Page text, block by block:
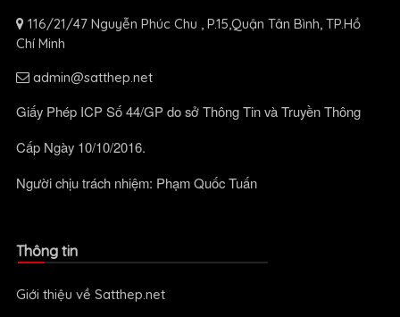
116/21/47 Nguyễn Phúc Chu , P.15,Quận Tân Bình, TP.Hồ
Chí Minh
admin@satthep.net
Giấy Phép ICP Số 44/GP do sở Thông Tin và Truyền Thông
Cấp Ngày 10/10/2016.
Người chịu trách nhiệm: Phạm Quốc Tuấn
Thông tin
Giới thiệu về Satthep.net